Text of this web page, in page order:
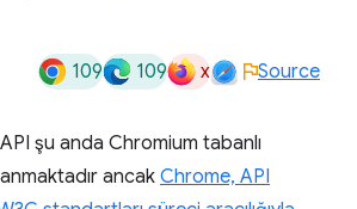
109 109 x Source
şu anda Chromium tabanlı
ancak Chrome, API